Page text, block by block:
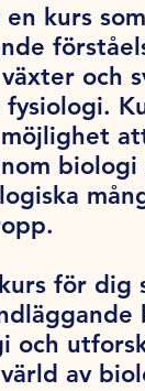
kurs
och
fysiologi.
för dig
och
av